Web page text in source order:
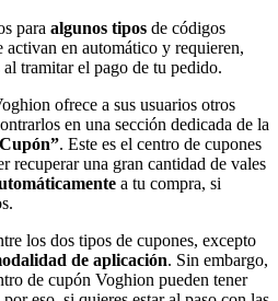
para algunos tipos de códigos
activan en automático y requieren,
tramitar el pago de tu pedido.
ofrece a sus usuarios otros
en una sección dedicada de la
. Este es el centro de cupones
recuperar una gran cantidad de vales
a tu compra, si
los dos tipos de cupones, excepto
de aplicación. Sin embargo,
de cupón Voghion pueden tener